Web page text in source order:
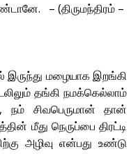
– (திருமந்திரம் –
மழையாக இறங்கி
தங்கி நமக்கெல்லாம்
நம் சிவபெருமான் தான்
மீது நெருப்பை திரட்டி
அழிவு என்பது உண்டு